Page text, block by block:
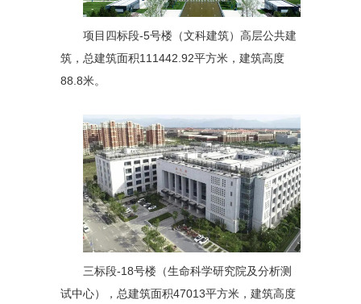
项目四标段-5号楼（文科建筑）高层公共建
筑，总建筑面积111442.92平方米，建筑高度
88.8米。
三标段-18号楼（生命科学研究院及分析测
试中心），总建筑面积47013平方米，建筑高度